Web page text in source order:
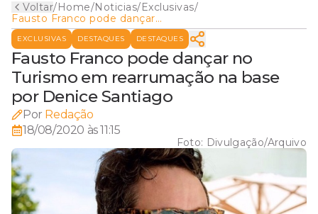
Voltar/Home/Noticias/Exclusivas/
Fausto Franco pode dançar
no Turismo em rearrumação
na base por Denice Santiago
EXCLUSIVAS DESTAQUES DESTAQUES
Fausto Franco pode dançar no
Turismo em rearrumação na base
por Denice Santiago
Por Redação
18/08/2020 às 11:15
Foto: Divulgação/Arquivo